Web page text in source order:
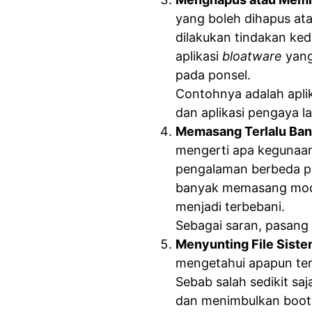
yang boleh dihapus
dilakukan tindakan
aplikasi bloatware
pada ponsel.
Contohnya adalah
dan aplikasi pengaya
Memasang Terlalu
mengerti apa
pengalaman berbeda
banyak memasang
menjadi terbebani.
Sebagai saran,
Menyunting File
mengetahui apapun
Sebab salah sedikit
dan menimbulkan